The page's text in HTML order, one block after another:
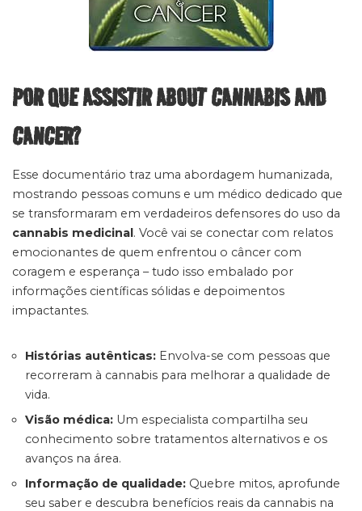
POR QUE ASSISTIR ABOUT CANNABIS AND
CANCER?
Esse documentário traz uma abordagem humanizada,
mostrando pessoas comuns e um médico dedicado que
se transformaram em verdadeiros defensores do uso da
cannabis medicinal. Você vai se conectar com relatos
emocionantes de quem enfrentou o câncer com
coragem e esperança – tudo isso embalado por
informações científicas sólidas e depoimentos
impactantes.
Histórias autênticas: Envolva-se com pessoas que
recorreram à cannabis para melhorar a qualidade de
vida.
Visão médica: Um especialista compartilha seu
conhecimento sobre tratamentos alternativos e os
avanços na área.
Informação de qualidade: Quebre mitos, aprofunde
seu saber e descubra benefícios reais da cannabis na